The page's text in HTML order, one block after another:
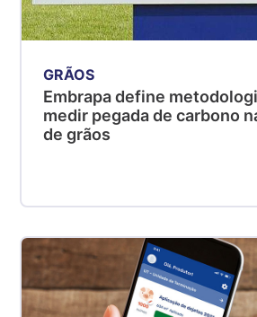
GRÃOS
Embrapa define
medir pegada de carbono
de grãos